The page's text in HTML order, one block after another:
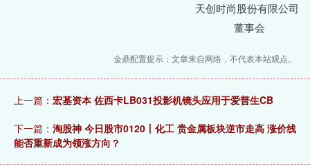
天创时尚股份有限公司
董事会
金鼎配置提示：文章来自网络，不代表本站观点。
上一篇： 宏基资本 佐西卡LB031投影机镜头应用于爱普生CB
下一篇： 淘股神 今日股市0120丨化工 贵金属板块逆市走高 涨价线
能否重新成为领涨方向？